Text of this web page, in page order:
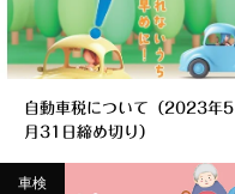
自動車税について（2023年5
月31日締め切り）
車検